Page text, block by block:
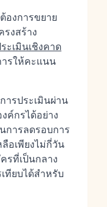
องการขยาย
งสร้าง
ะเมินเชิงคาด
รให้คะแนน
ารประเมินผ่าน
ค์กรได้อย่าง
ารลดรอบการ
อเพียงไม่กี่วัน
รที่เป็นกลาง
ทียบได้สำหรับ